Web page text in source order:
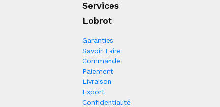
Services
Lobrot
Garanties
Savoir Faire
Commande
Paiement
Livraison
Export
Confidentialité